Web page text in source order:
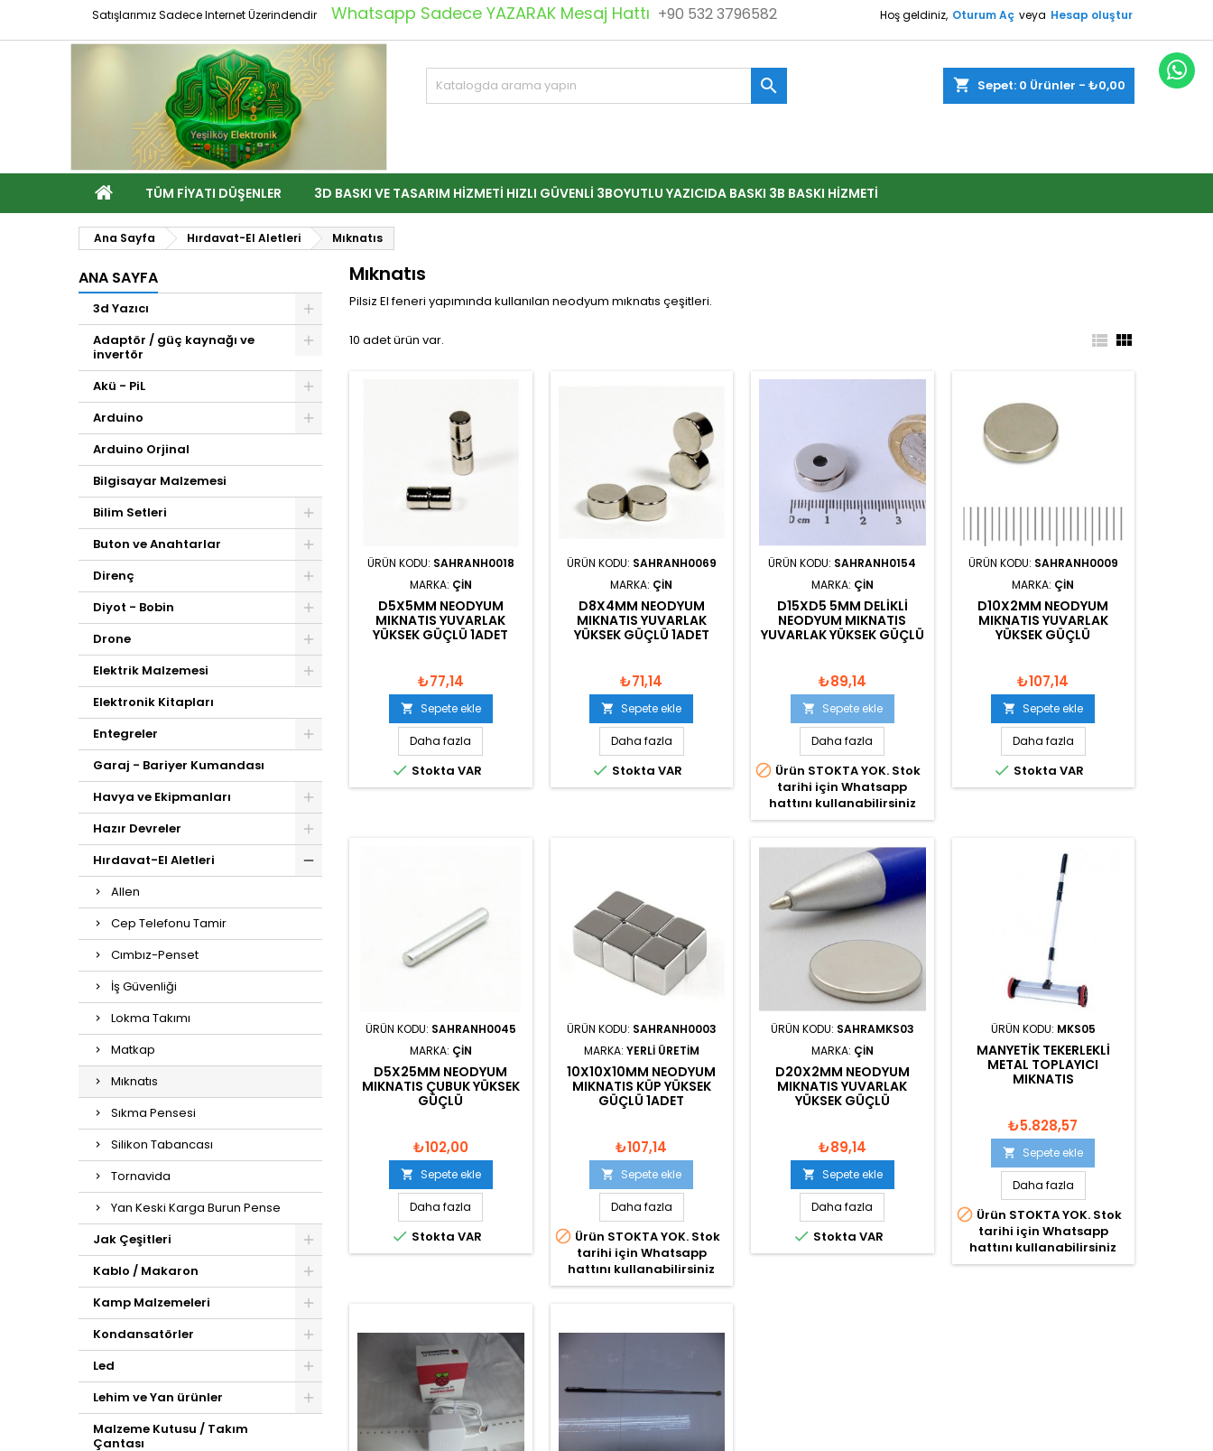
Satışlarımız Sadece Internet Üzerindendir Whatsapp Sadece YAZARAK Mesaj Hattı +90 532 3796582 Hoş geldiniz, Oturum Aç veya Hesap oluştur
shopping_cart Sepet: 0 Ürünler - ₺0,00

TÜM FIYATI DÜŞENLER 3D BASKI VE TASARIM HIZMETI HIZLI GÜVENLI 3BOYUTLU YAZICIDA BASKI 3B BASKI HIZMETI
Ana Sayfa Hırdavat-El Aletleri Mıknatıs
ANA SAYFA
3d Yazıcı
Adaptör / güç kaynağı ve
invertör
Akü - PiL
Arduino
Arduino Orjinal
Bilgisayar Malzemesi
Bilim Setleri
Buton ve Anahtarlar
Direnç
Diyot - Bobin
Drone
Elektrik Malzemesi
Elektronik Kitapları
Entegreler
Garaj - Bariyer Kumandası
Havya ve Ekipmanları
Hazır Devreler
Hırdavat-El Aletleri
Allen
Cep Telefonu Tamir
Cımbız-Penset
İş Güvenliği
Lokma Takımı
Matkap
Mıknatıs
Sıkma Pensesi
Silikon Tabancası
Tornavida
Yan Keski Karga Burun Pense
Jak Çeşitleri
Kablo / Makaron
Kamp Malzemeleri
Kondansatörler
Led
Lehim ve Yan ürünler
Malzeme Kutusu / Takım
Çantası
Mıknatıs
Pilsiz El feneri yapımında kullanılan neodyum mıknatıs çeşitleri.
10 adet ürün var.  
ÜRÜN KODU: SAHRANH0018
MARKA: ÇIN
D5X5MM NEODYUM
MIKNATIS YUVARLAK
YÜKSEK GÜÇLÜ 1ADET
₺77,14
 Sepete ekle
Daha fazla
 Stokta VAR
ÜRÜN KODU: SAHRANH0069
MARKA: ÇIN
D8X4MM NEODYUM
MIKNATIS YUVARLAK
YÜKSEK GÜÇLÜ 1ADET
₺71,14
 Sepete ekle
Daha fazla
 Stokta VAR
ÜRÜN KODU: SAHRANH0154
MARKA: ÇIN
D15XD5 5MM DELIKLI
NEODYUM MIKNATIS
YUVARLAK YÜKSEK GÜÇLÜ
₺89,14
 Sepete ekle
Daha fazla
 Ürün STOKTA YOK. Stok
tarihi için Whatsapp
hattını kullanabilirsiniz
ÜRÜN KODU: SAHRANH0009
MARKA: ÇIN
D10X2MM NEODYUM
MIKNATIS YUVARLAK
YÜKSEK GÜÇLÜ
₺107,14
 Sepete ekle
Daha fazla
 Stokta VAR
ÜRÜN KODU: SAHRANH0045
MARKA: ÇIN
D5X25MM NEODYUM
MIKNATIS ÇUBUK YÜKSEK
GÜÇLÜ
₺102,00
 Sepete ekle
Daha fazla
 Stokta VAR
ÜRÜN KODU: SAHRANH0003
MARKA: YERLI ÜRETIM
10X10X10MM NEODYUM
MIKNATIS KÜP YÜKSEK
GÜÇLÜ 1ADET
₺107,14
 Sepete ekle
Daha fazla
 Ürün STOKTA YOK. Stok
tarihi için Whatsapp
hattını kullanabilirsiniz
ÜRÜN KODU: SAHRAMKS03
MARKA: ÇIN
D20X2MM NEODYUM
MIKNATIS YUVARLAK
YÜKSEK GÜÇLÜ
₺89,14
 Sepete ekle
Daha fazla
 Stokta VAR
ÜRÜN KODU: MKS05
MANYETIK TEKERLEKLI
METAL TOPLAYICI
MIKNATIS
₺5.828,57
 Sepete ekle
Daha fazla
 Ürün STOKTA YOK. Stok
tarihi için Whatsapp
hattını kullanabilirsiniz